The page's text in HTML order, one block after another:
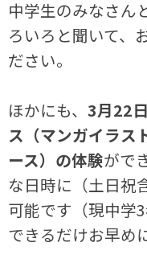
中学生のみなさん
ろいろと聞いて、
ださい。
ほかにも、3月22
ス（マンガイラス
ース）の体験がで
な日時に（土日祝
可能です（現中学
できるだけお早め